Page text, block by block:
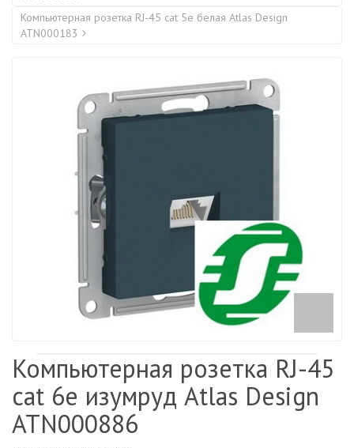
Компьютерная розетка RJ-45 cat 5е белая Atlas Design
ATN000183
Компьютерная розетка RJ-45
cat 6е изумруд Atlas Design
ATN000886